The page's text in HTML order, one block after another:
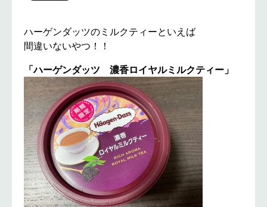
ハーゲンダッツのミルクティーといえば
間違いないやつ！！
「ハーゲンダッツ 濃香ロイヤルミルクティー」